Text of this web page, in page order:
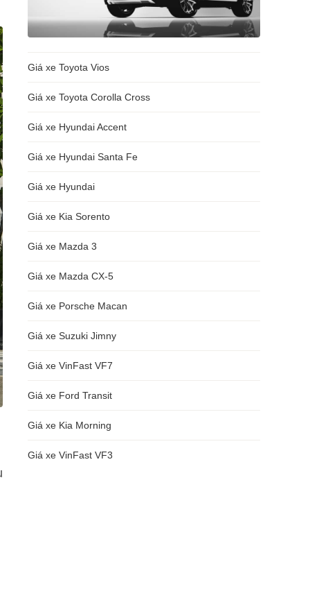
Giá xe Toyota Vios
Giá xe Toyota Corolla Cross
Giá xe Hyundai Accent
Giá xe Hyundai Santa Fe
Giá xe Hyundai
Giá xe Kia Sorento
Giá xe Mazda 3
Giá xe Mazda CX-5
Giá xe Porsche Macan
Giá xe Suzuki Jimny
Giá xe VinFast VF7
Giá xe Ford Transit
Giá xe Kia Morning
Giá xe VinFast VF3